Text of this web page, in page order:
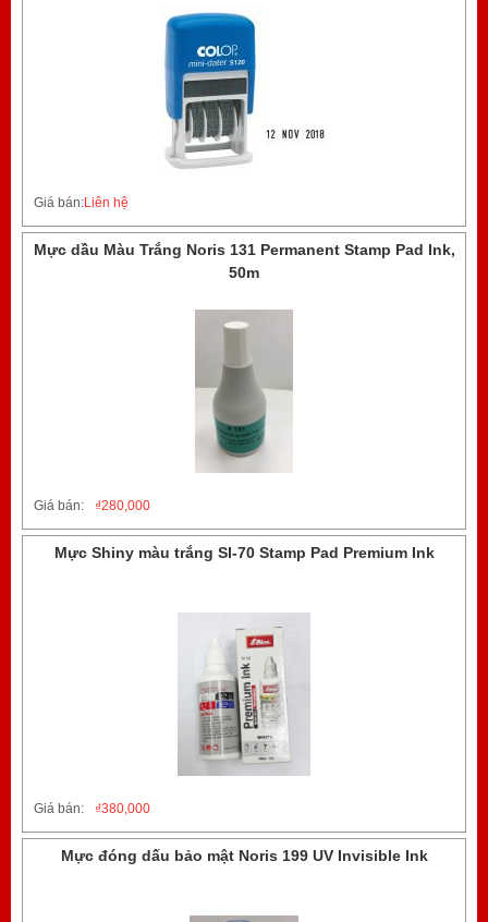
Giá bán:Liên hệ
Mực dầu Màu Trắng Noris 131 Permanent Stamp Pad Ink,
50m
Giá bán: 280,000
₫
Mực Shiny màu trắng SI-70 Stamp Pad Premium Ink
Giá bán: 380,000
₫
Mực đóng dấu bảo mật Noris 199 UV Invisible Ink